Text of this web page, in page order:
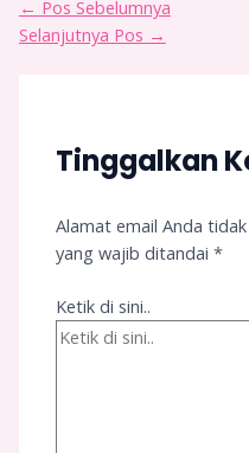
← Pos Sebelumnya
Selanjutnya Pos →
Tinggalkan
Alamat email Anda
yang wajib ditandai*
Ketik di sini..